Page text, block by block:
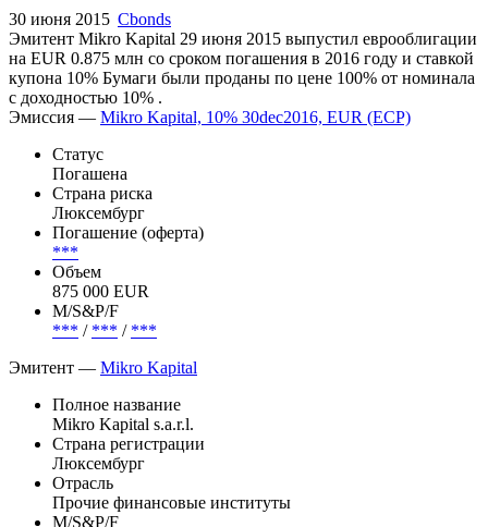
купона 10%
30 июня 2015 Cbonds
Эмитент Mikro Kapital 29 июня 2015 выпустил еврооблигации
купона 10% Бумаги были проданы по цене 100% от номинала
с доходностью 10% .
Эмиссия —Mikro Kapital, 10% 30dec2016, EUR (ECP)
Статус
Погашена
Страна риска
Люксембург
Погашение (оферта)
***
875 000 EUR
***/***/***
Эмитент —Mikro Kapital
Полное название
Mikro Kapital s.a.r.l.
Страна регистрации